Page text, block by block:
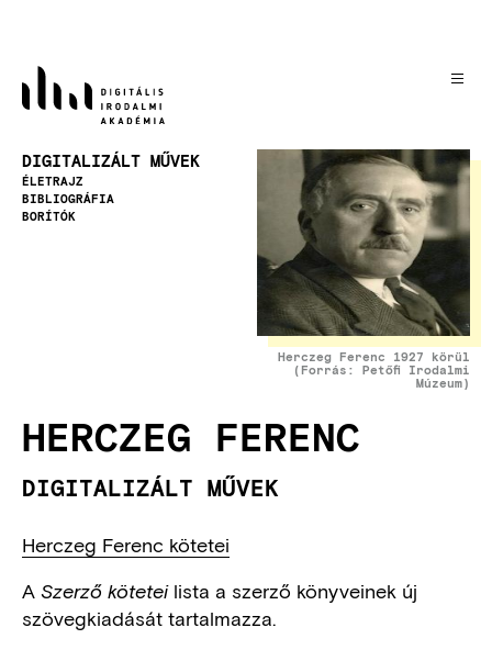
Herczeg Ferenc 1927 körül
(Forrás: Petőfi Irodalmi
Múzeum)
DIGITALIZÁLT MŰVEK
ÉLETRAJZ
BIBLIOGRÁFIA
BORÍTÓK
HERCZEG FERENC
DIGITALIZÁLT MŰVEK
Herczeg Ferenc kötetei
A Szerző köteteilista a szerző könyveinek új
szövegkiadását tartalmazza.